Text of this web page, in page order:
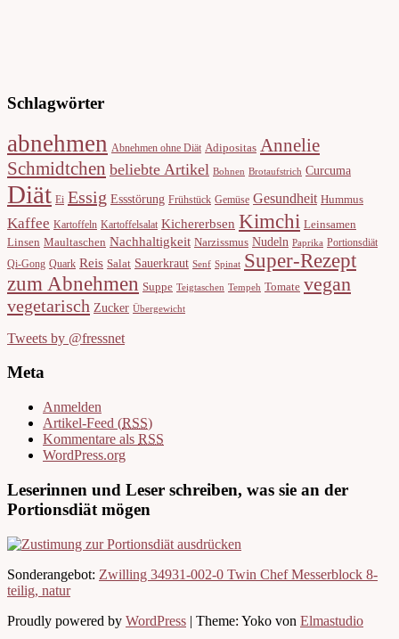
Schlagwörter
abnehmen Abnehmen ohne Diät Adipositas Annelie
Schmidtchen beliebte Artikel Bohnen Brotaufstrich Curcuma
Diät Ei Essig Essstörung Frühstück Gemüse Gesundheit Hummus
Kaffee Kartoffeln Kartoffelsalat Kichererbsen Kimchi Leinsamen
Linsen Maultaschen Nachhaltigkeit Narzissmus Nudeln Paprika Portionsdiät
Qi-Gong Quark Reis Salat Sauerkraut Senf Spinat Super-Rezept
zum Abnehmen Suppe Teigtaschen Tempeh Tomate vegan
vegetarisch Zucker Übergewicht
Tweets by @fressnet
Meta
Anmelden
Artikel-Feed (RSS)
Kommentare als RSS
WordPress.org
Leserinnen und Leser schreiben, was sie an der
Portionsdiät mögen
Sonderangebot: Zwilling 34931-002-0 Twin Chef Messerblock 8-
teilig, natur
Proudly powered by WordPress | Theme: Yoko von Elmastudio